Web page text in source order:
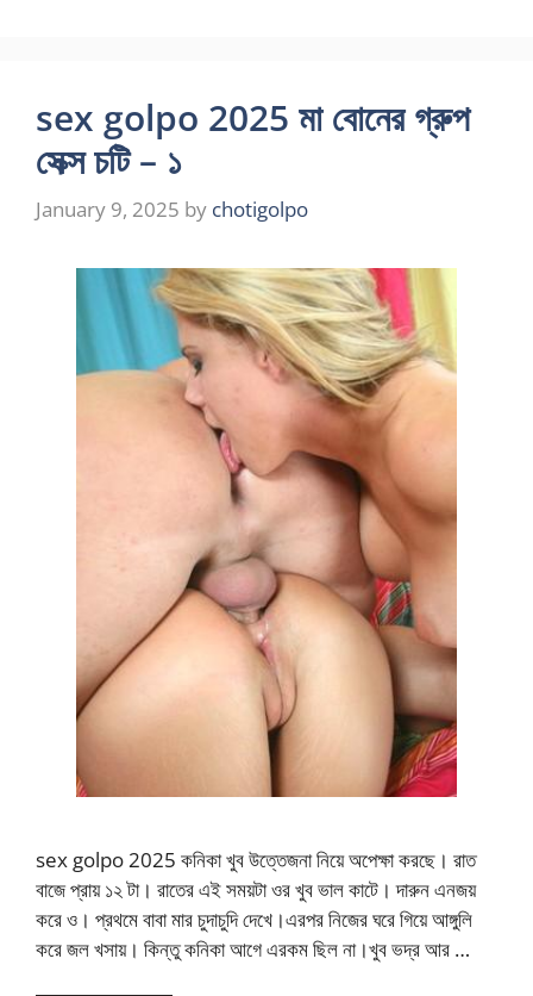
sex golpo 2025 মা বোনের গ্রুপ
সেক্স চটি – ১
January 9, 2025 by chotigolpo
sex golpo 2025 কনিকা খুব উত্তেজনা নিয়ে অপেক্ষা করছে। রাত
বাজে প্রায় ১২ টা। রাতের এই সময়টা ওর খুব ভাল কাটে। দারুন এনজয়
করে ও। প্রথমে বাবা মার চুদাচুদি দেখে।এরপর নিজের ঘরে গিয়ে আঙ্গুলি
করে জল খসায়। কিন্তু কনিকা আগে এরকম ছিল না।খুব ভদ্র আর …